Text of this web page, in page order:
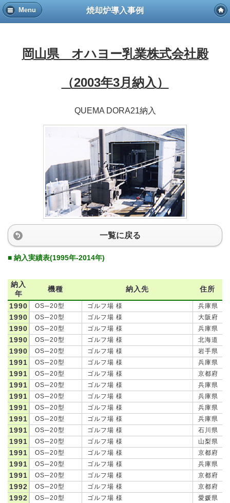
Menu 焼却炉導入事例
岡山県 オハヨー乳業株式会社殿
（2003年3月納入）
QUEMA DORA21納入
一覧に戻る
■ 納入実績表(1995年-2014年)
納入
年
機種 納入先 住所
1990 OS─20型 ゴルフ場 様 兵庫県
1990 OS─20型 ゴルフ場 様 大阪府
1990 OS─20型 ゴルフ場 様 兵庫県
1990 OS─20型 ゴルフ場 様 北海道
1990 OS─20型 ゴルフ場 様 岩手県
1991 OS─20型 ゴルフ場 様 兵庫県
1991 OS─20型 ゴルフ場 様 京都府
1991 OS─20型 ゴルフ場 様 兵庫県
1991 OS─20型 ゴルフ場 様 兵庫県
1991 OS─20型 ゴルフ場 様 兵庫県
1991 OS─20型 ゴルフ場 様 兵庫県
1991 OS─20型 ゴルフ場 様 石川県
1991 OS─20型 ゴルフ場 様 山梨県
1991 OS─20型 ゴルフ場 様 京都府
1991 OS─20型 ゴルフ場 様 兵庫県
1991 OS─20型 ゴルフ場 様 京都府
1992 OS─20型 ゴルフ場 様 京都府
1992 OS─20型 ゴルフ場 様 愛媛県